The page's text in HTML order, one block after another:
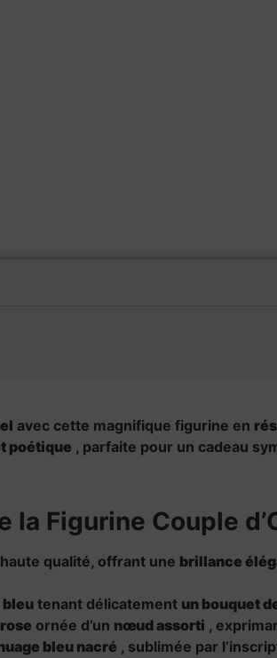
avec cette magnifique figurine en
poétique , parfaite pour un cadeau
Figurine Couple
qualité, offrant une brillance
bleu tenant délicatement un bouquet
ornée d’un nœud assorti ,
bleu nacré , sublimée par